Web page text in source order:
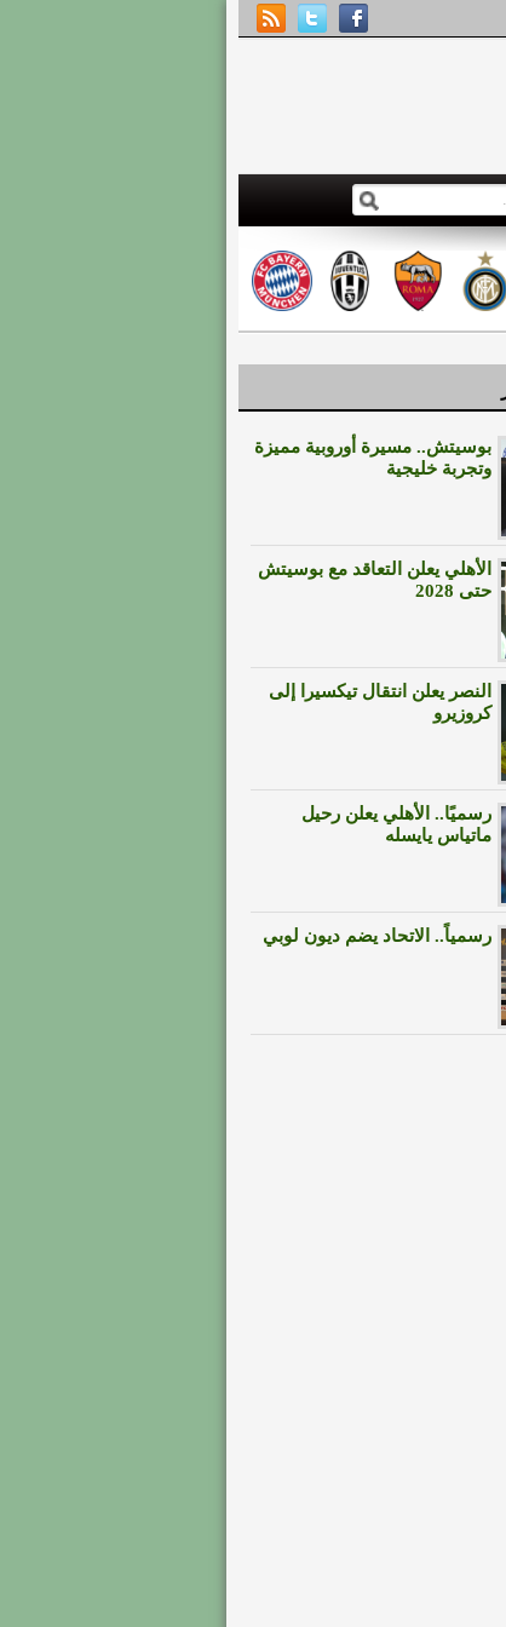
بوسيتش.. مسيرة أوروبية مميزة
وتجربة خليجية
الأهلي يعلن التعاقد مع بوسيتش
حتى 2028
النصر يعلن انتقال تيكسيرا إلى
كروزيرو
رسميًا.. الأهلي يعلن رحيل
ماتياس يايسله
رسمياً.. الاتحاد يضم ديون لوبي